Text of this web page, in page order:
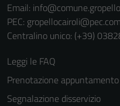
Email:
PEC:
Centralino unico: (+39)
Leggi le FAQ
Prenotazione appuntamento
Segnalazione disservizio